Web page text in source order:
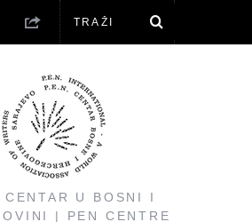
CENTAR U BOSNI I
| PEN CENTRE